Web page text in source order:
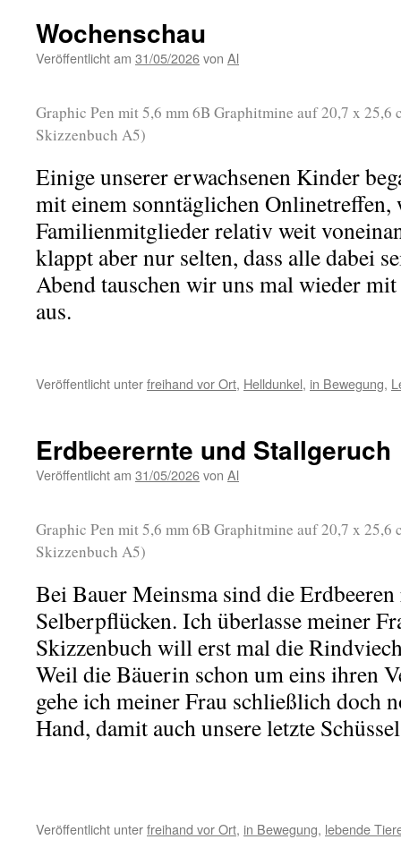
Wochenschau
Veröffentlicht am 31/05/2026von Al
Graphic Pen mit 5,6 mm 6B Graphitmine auf 20,7 x 25,6
Skizzenbuch A5)
Einige unserer erwachsenen Kinder
mit einem sonntäglichen Onlinetreffen,
Familienmitglieder relativ weit
klappt aber nur selten, dass alle dabei
Abend tauschen wir uns mal wieder
aus.
Veröffentlicht unterfreihand vor Ort, Helldunkel, in Bewegung,
Erdbeerernte und Stallgeruch
Veröffentlicht am 31/05/2026von Al
Graphic Pen mit 5,6 mm 6B Graphitmine auf 20,7 x 25,6
Skizzenbuch A5)
Bei Bauer Meinsma sind die
Selberpflücken. Ich überlasse meiner
Skizzenbuch will erst mal die
Weil die Bäuerin schon um eins ihren
gehe ich meiner Frau schließlich doch
Hand, damit auch unsere letzte
Veröffentlicht unterfreihand vor Ort, in Bewegung, lebende